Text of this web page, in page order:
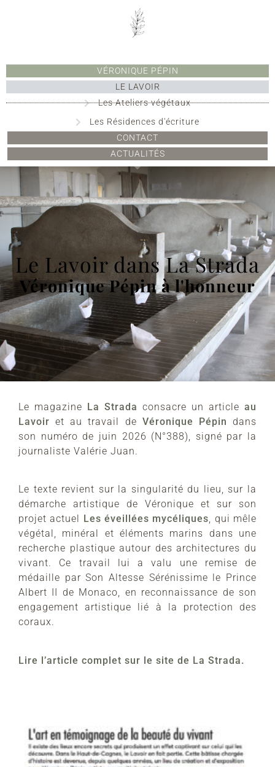
VÉRONIQUE PÉPIN
LE LAVOIR
Les Ateliers végétaux
Les Résidences d'écriture
CONTACT
ACTUALITÉS
Le Lavoir dans La Strada
Véronique Pépin à l'honneur
Le magazine La Strada consacre un article au
Lavoir et au travail de Véronique Pépin dans
son numéro de juin 2026 (N°388), signé par la
journaliste Valérie Juan.
Le texte revient sur la singularité du lieu, sur la
démarche artistique de Véronique et sur son
projet actuel
Les éveillées mycéliques, qui mêle
végétal, minéral et éléments marins dans une
recherche plastique autour des architectures du
vivant. Ce travail lui a valu une remise de
médaille par Son Altesse Sérénissime le Prince
Albert II de Monaco, en reconnaissance de son
engagement artistique lié à la protection des
coraux.
Lire l’article complet sur le site de La Strada.